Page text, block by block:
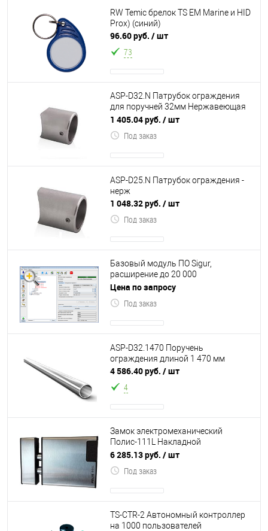
RW Temic брелок TS EM Marine и HID
Prox) (синий)
96.60 руб. / шт
73
ASP-D32.N Патрубок ограждения
для поручней 32мм Нержавеющая
сталь
1 405.04 руб. / шт
Под заказ
ASP-D25.N Патрубок ограждения -
нерж
1 048.32 руб. / шт
Под заказ
Базовый модуль ПО Sigur,
расширение до 20 000
идентификаторов
Цена по запросу
Под заказ
ASP-D32.1470 Поручень
ограждения длиной 1 470 мм
4 586.40 руб. / шт
4
Замок электромеханический
Полис-111L Нaклaднoй
элeктpoмexaничecкий зaмoк
6 285.13 руб. / шт
Под заказ
TS-CTR-2 Автономный контроллер
на 1000 пользователей